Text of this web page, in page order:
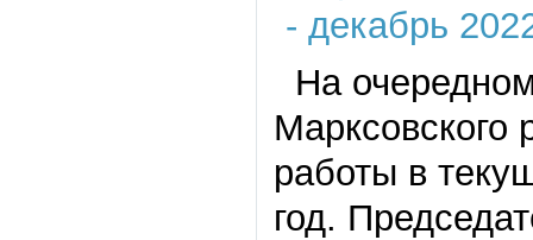
На
Марксовского
работы в
год.